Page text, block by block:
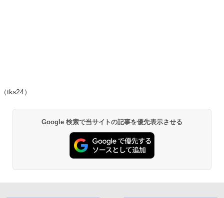
（tks24）
Google 検索で当サイトの記事を優先表示させる